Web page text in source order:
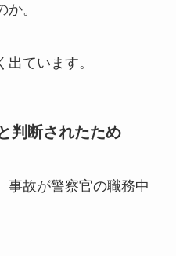
。
ています。
判断されたため
事故が警察官の職務中